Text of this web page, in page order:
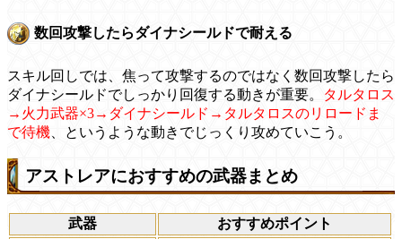
数回攻撃したらダイナシールドで耐える
スキル回しでは、焦って攻撃するのではなく数回攻撃したら
ダイナシールドでしっかり回復する動きが重要。
タルタロス
→火力武器×3→ダイナシールド→タルタロスのリロードま
で待機 、というような動きでじっくり攻めていこう。
アストレアにおすすめの武器まとめ
武器 おすすめポイント